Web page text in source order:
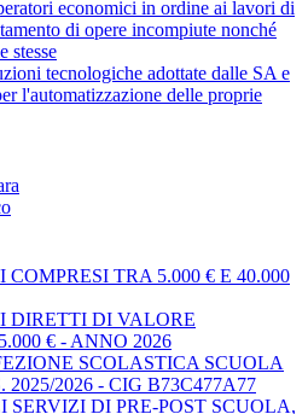
economici in ordine ai lavori di
di opere incompiute nonché
stesse
tecnologiche adottate dalle SA e
l'automatizzazione delle proprie
TRA 5.000 € E 40.000
DIRETTI DI VALORE
€ - ANNO 2026
SCOLASTICA SCUOLA
2025/2026 - CIG B73C477A77
SERVIZI DI PRE-POST SCUOLA,